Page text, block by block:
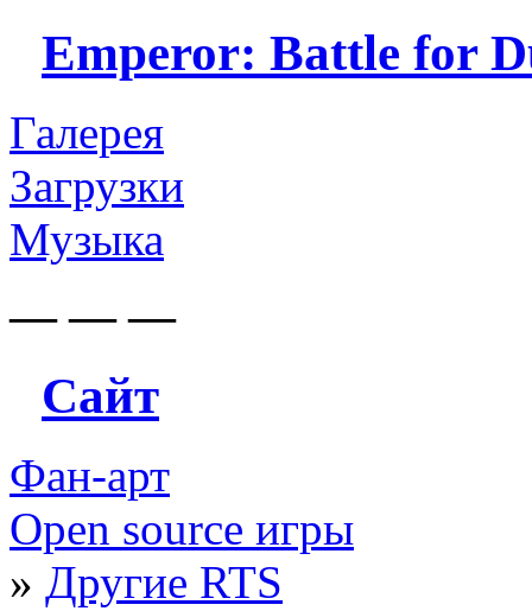
Emperor: Battle for
Галерея
Загрузки
Музыка
— — —
Сайт
Фан-арт
Open source игры
» Другие RTS